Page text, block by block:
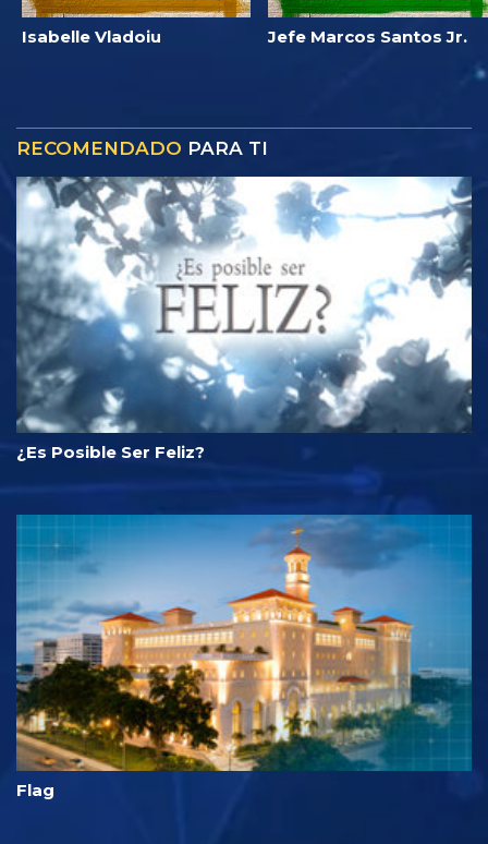
Isabelle Vladoiu Jefe Marcos Santos Jr.
RECOMENDADO PARA TI
¿Es Posible Ser Feliz?
Flag